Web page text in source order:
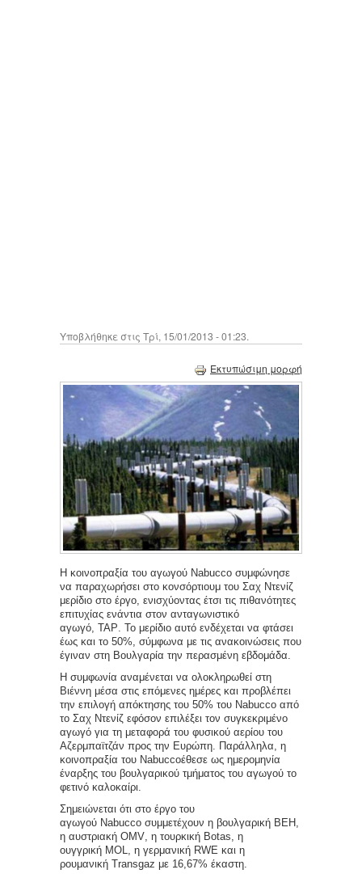
Υποβλήθηκε στις Τρί, 15/01/2013 - 01:23.
Εκτυπώσιμη μορφή
H κοινοπραξία του αγωγού Nabucco συμφώνησε
να παραχωρήσει στο κονσόρτιουμ του Σαχ Ντενίζ
μερίδιο στο έργο, ενισχύοντας έτσι τις πιθανότητες
επιτυχίας ενάντια στον ανταγωνιστικό
αγωγό, TAP . Το μερίδιο αυτό ενδέχεται να φτάσει
έως και το 50%, σύμφωνα με τις ανακοινώσεις που
έγιναν στη Βουλγαρία την περασμένη εβδομάδα.
Η συμφωνία αναμένεται να ολοκληρωθεί στη
Βιέννη μέσα στις επόμενες ημέρες και προβλέπει
την επιλογή απόκτησης του 50% του Nabucco από
το Σαχ Ντενίζ εφόσον επιλέξει τον συγκεκριμένο
αγωγό για τη μεταφορά του φυσικού αερίου του
Αζερμπαϊτζάν προς την Ευρώπη. Παράλληλα, η
κοινοπραξία του Nabuccoέθεσε ως ημερομηνία
έναρξης του βουλγαρικού τμήματος του αγωγού το
φετινό καλοκαίρι.
Σημειώνεται ότι στο έργο του
αγωγού Nabucco συμμετέχουν η βουλγαρική ΒΕΗ,
η αυστριακή OMV , η τουρκική Botas , η
ουγγρική MOL , η γερμανική RWE και η
ρουμανική Transgaz με 16,67% έκαστη.